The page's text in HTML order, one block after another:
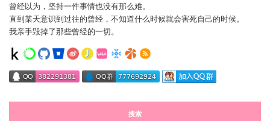
曾经以为，坚持一件事情也没有那么难。
直到某天意识到过往的曾经，不知道什么时候就会害死自己的时候。
我亲手毁掉了那些曾经的一切。
搜索